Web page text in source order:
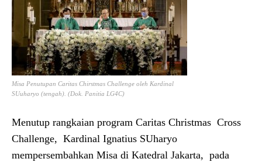
Misa Penutupan Caritas Chirstmas Challenge oleh Kardinal
SUuharyo (tengah). (Dok. Panitia LG4C)
Menutup rangkaian program Caritas Christmas Cross
Challenge, Kardinal Ignatius SUharyo
mempersembahkan Misa di Katedral Jakarta, pada